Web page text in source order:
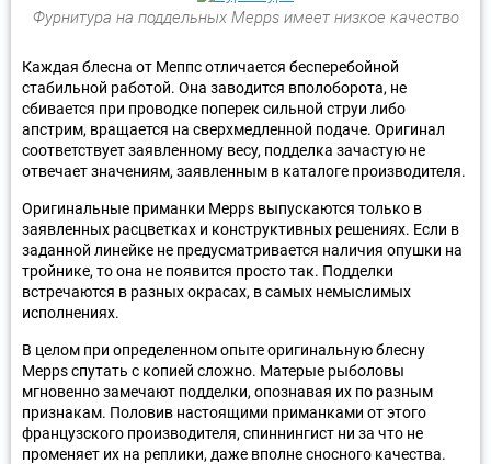
Фурнитура на поддельных Mepps имеет низкое качество
Каждая блесна от Меппс отличается бесперебойной
стабильной работой. Она заводится вполоборота, не
сбивается при проводке поперек сильной струи либо
апстрим, вращается на сверхмедленной подаче. Оригинал
соответствует заявленному весу, подделка зачастую не
отвечает значениям, заявленным в каталоге производителя.
Оригинальные приманки Mepps выпускаются только в
заявленных расцветках и конструктивных решениях. Если в
заданной линейке не предусматривается наличия опушки на
тройнике, то она не появится просто так. Подделки
встречаются в разных окрасах, в самых немыслимых
исполнениях.
В целом при определенном опыте оригинальную блесну
Mepps спутать с копией сложно. Матерые рыболовы
мгновенно замечают подделки, опознавая их по разным
признакам. Половив настоящими приманками от этого
французского производителя, спиннингист ни за что не
променяет их на реплики, даже вполне сносного качества.